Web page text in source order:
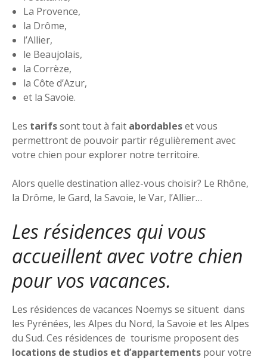
La Provence,
la Drôme,
l’Allier,
le Beaujolais,
la Corrèze,
la Côte d’Azur,
et la Savoie.
Les tarifssont tout à fait abordableset vous
permettront de pouvoir partir régulièrement avec
votre chien pour explorer notre territoire.
Alors quelle destination allez-vous choisir? Le Rhône,
la Drôme, le Gard, la Savoie, le Var, l’Allier…
Les résidences qui vous
accueillent avec votre chien
pour vos vacances.
Les résidences de vacances Noemys se situent dans
les Pyrénées, les Alpes du Nord, la Savoie et les Alpes
du Sud. Ces résidences de tourisme proposent des
locations de studios et d’appartements pour votre